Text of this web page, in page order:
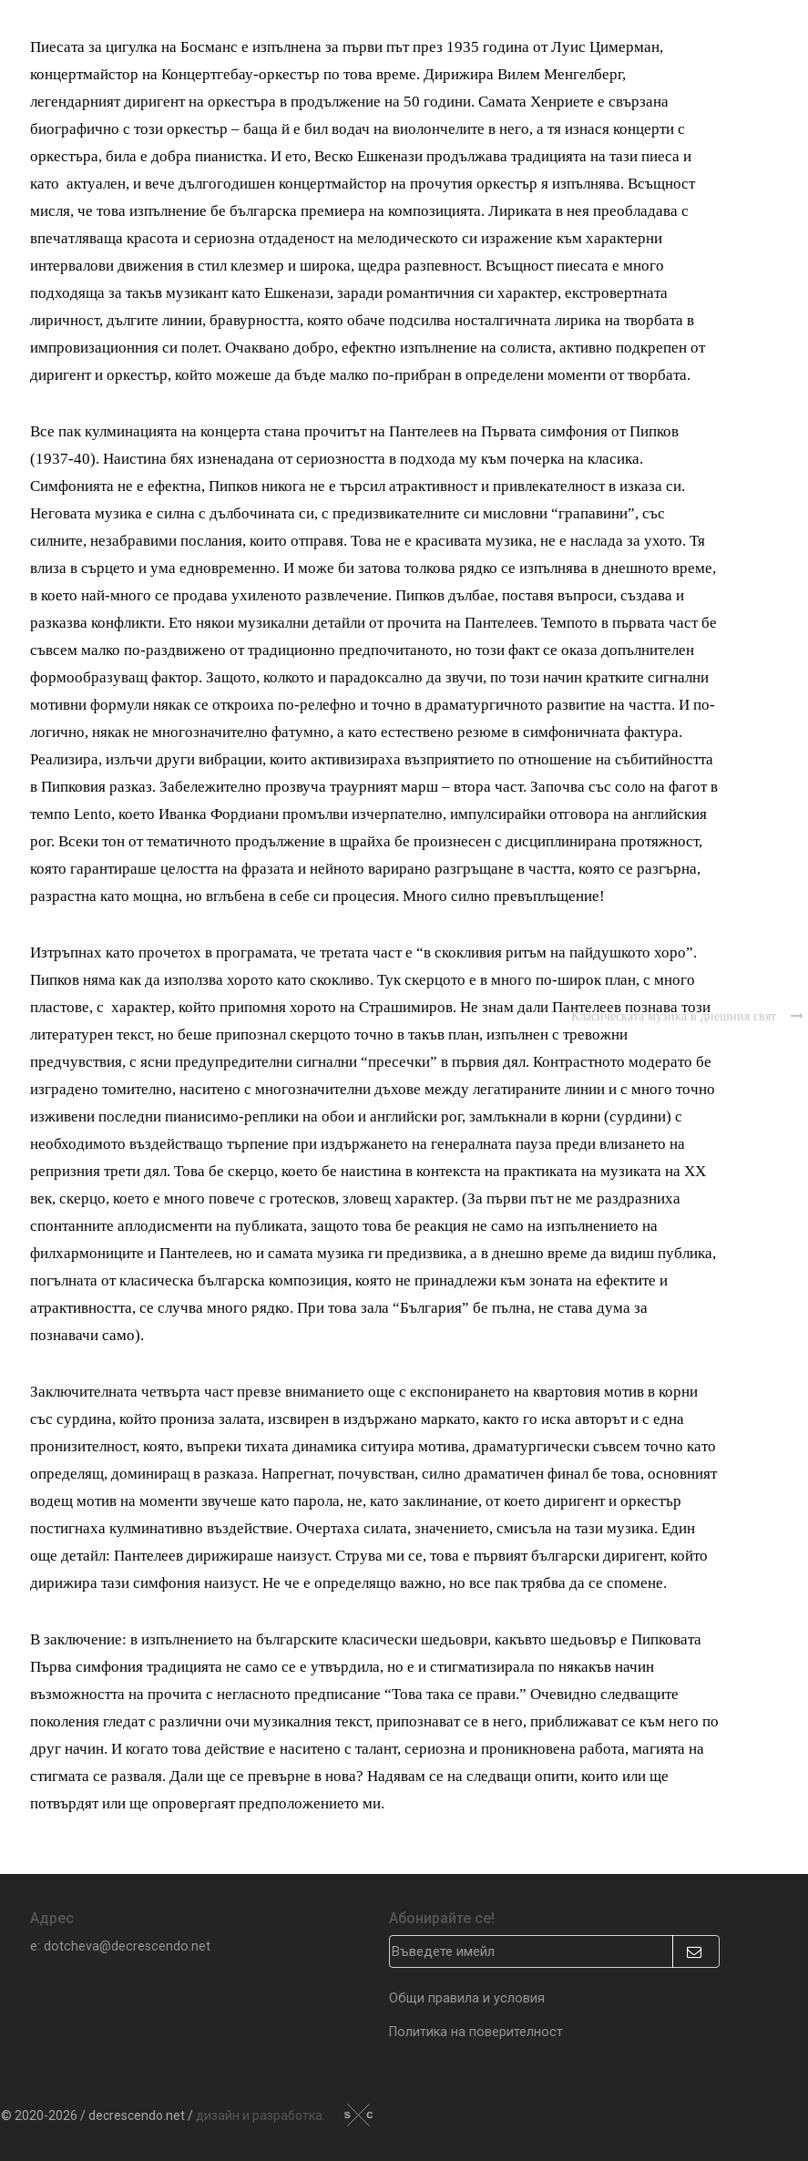

Класическата музика в днешния свят
Пиесата за цигулка на Босманс е изпълнена за първи път през 1935 година от Луис Цимерман,
концертмайстор на Концертгебау-оркестър по това време. Дирижира Вилем Менгелберг,
легендарният диригент на оркестъра в продължение на 50 години. Самата Хенриете е свързана
биографично с този оркестър – баща й е бил водач на виолончелите в него, а тя изнася концерти с
оркестъра, била е добра пианистка. И ето, Веско Ешкенази продължава традицията на тази пиеса и
като актуален, и вече дългогодишен концертмайстор на прочутия оркестър я изпълнява. Всъщност
мисля, че това изпълнение бе българска премиера на композицията. Лириката в нея преобладава с
впечатляваща красота и сериозна отдаденост на мелодическото си изражение към характерни
интервалови движения в стил клезмер и широка, щедра разпевност. Всъщност пиесата е много
подходяща за такъв музикант като Ешкенази, заради романтичния си характер, екстровертната
лиричност, дългите линии, бравурността, която обаче подсилва носталгичната лирика на творбата в
импровизационния си полет. Очаквано добро, ефектно изпълнение на солиста, активно подкрепен от
диригент и оркестър, който можеше да бъде малко по-прибран в определени моменти от творбата.
Все пак кулминацията на концерта стана прочитът на Пантелеев на Първата симфония от Пипков
(1937-40). Наистина бях изненадана от сериозността в подхода му към почерка на класика.
Симфонията не е ефектна, Пипков никога не е търсил атрактивност и привлекателност в изказа си.
Неговата музика е силна с дълбочината си, с предизвикателните си мисловни “грапавини”, със
силните, незабравими послания, които отправя. Това не е красивата музика, не е наслада за ухото. Тя
влиза в сърцето и ума едновременно. И може би затова толкова рядко се изпълнява в днешното време,
в което най-много се продава ухиленото развлечение. Пипков дълбае, поставя въпроси, създава и
разказва конфликти. Ето някои музикални детайли от прочита на Пантелеев. Темпото в първата част бе
съвсем малко по-раздвижено от традиционно предпочитаното, но този факт се оказа допълнителен
формообразуващ фактор. Защото, колкото и парадоксално да звучи, по този начин кратките сигнални
мотивни формули някак се откроиха по-релефно и точно в драматургичното развитие на частта. И по-
логично, някак не многозначително фатумно, а като естествено резюме в симфоничната фактура.
Реализира, излъчи други вибрации, които активизираха възприятието по отношение на събитийността
в Пипковия разказ. Забележително прозвуча траурният марш – втора част. Започва със соло на фагот в
темпо Lento, което Иванка Фордиани промълви изчерпателно, импулсирайки отговора на английския
рог. Всеки тон от тематичното продължение в щрайха бе произнесен с дисциплинирана протяжност,
която гарантираше целостта на фразата и нейното варирано разгръщане в частта, която се разгърна,
разрастна като мощна, но вглъбена в себе си процесия. Много силно превъплъщение!
Изтръпнах като прочетох в програмата, че третата част е “в скокливия ритъм на пайдушкото хоро”.
Пипков няма как да използва хорото като скокливо. Тук скерцото е в много по-широк план, с много
пластове, с характер, който припомня хорото на Страшимиров. Не знам дали Пантелеев познава този
литературен текст, но беше припознал скерцото точно в такъв план, изпълнен с тревожни
предчувствия, с ясни предупредителни сигнални “пресечки” в първия дял. Контрастното модерато бе
изградено томително, наситено с многозначителни дъхове между легатираните линии и с много точно
изживени последни пианисимо-реплики на обои и английски рог, замлъкнали в корни (сурдини) с
необходимото въздействащо търпение при издържането на генералната пауза преди влизането на
репризния трети дял. Това бе скерцо, което бе наистина в контекста на практиката на музиката на ХХ
век, скерцо, което е много повече с гротесков, зловещ характер. (За първи път не ме раздразниха
спонтанните аплодисменти на публиката, защото това бе реакция не само на изпълнението на
филхармониците и Пантелеев, но и самата музика ги предизвика, а в днешно време да видиш публика,
погълната от класическа българска композиция, която не принадлежи към зоната на ефектите и
атрактивността, се случва много рядко. При това зала “България” бе пълна, не става дума за
познавачи само).
Заключителната четвърта част превзе вниманието още с експонирането на квартовия мотив в корни
със сурдина, който прониза залата, изсвирен в издържано маркато, както го иска авторът и с една
пронизителност, която, въпреки тихата динамика ситуира мотива, драматургически съвсем точно като
определящ, доминиращ в разказа. Напрегнат, почувстван, силно драматичен финал бе това, основният
водещ мотив на моменти звучеше като парола, не, като заклинание, от което диригент и оркестър
постигнаха кулминативно въздействие. Очертаха силата, значението, смисъла на тази музика. Един
още детайл: Пантелеев дирижираше наизуст. Струва ми се, това е първият български диригент, който
дирижира тази симфония наизуст. Не че е определящо важно, но все пак трябва да се спомене.
В заключение: в изпълнението на българските класически шедьоври, какъвто шедьовър е Пипковата
Първа симфония традицията не само се е утвърдила, но е и стигматизирала по някакъв начин
възможността на прочита с негласното предписание “Това така се прави.” Очевидно следващите
поколения гледат с различни очи музикалния текст, припознават се в него, приближават се към него по
друг начин. И когато това действие е наситено с талант, сериозна и проникновена работа, магията на
стигмата се разваля. Дали ще се превърне в нова? Надявам се на следващи опити, които или ще
потвърдят или ще опровергаят предположението ми.
Адрес
e: dotcheva@decrescendo.net
Абонирайте се!
Общи правила и условия
Политика на поверителност
© 2020-2026 / decrescendo.net / дизайн и разработка: